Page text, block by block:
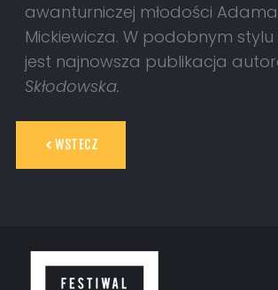
awanturniczej młodości Adama
Mickiewicza. W podobnym
jest najnowsza publikacja
Skłodowska.
WSTECZ